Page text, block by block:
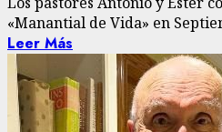
«Manantial de Vida» en
Leer Más